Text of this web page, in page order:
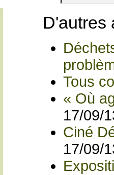
D'autres
Tous
« Où
17/09/
Ciné
17/09/